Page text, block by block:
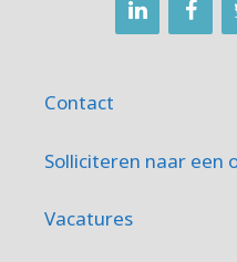
Contact
Solliciteren naar een
Vacatures